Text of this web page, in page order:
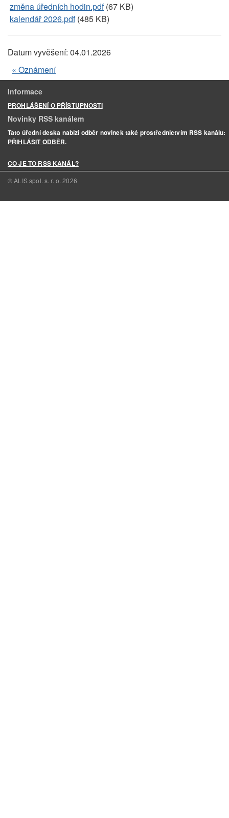
změna úředních hodin.pdf(67 KB)
kalendář 2026.pdf(485 KB)
Datum vyvěšení: 04.01.2026
« Oznámení
Informace
PROHLÁŠENÍ O PŘÍSTUPNOSTI
Novinky RSS kanálem
Tato úřední deska nabízí odběr novinek také prostřednictvím RSS kanálu:
PŘIHLÁSIT ODBĚR.
CO JE TO RSS KANÁL?
© ALIS spol. s. r. o.2026